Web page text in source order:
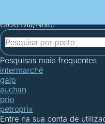
Ciclo Dia/Noite
Pesquisas mais frequentes
intermarché
galp
auchan
prio
petroprix
Entre na sua conta de